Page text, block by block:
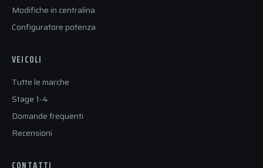
Modifiche in centralina
Configuratore potenza
VEICOLI
Tutte le marche
Stage 1-4
Domande frequenti
Recensioni